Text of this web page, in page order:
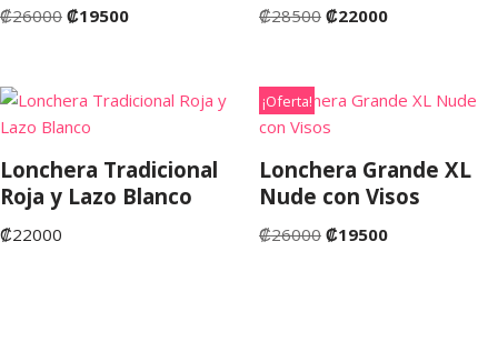
₡26000 ₡19500 ₡28500 ₡22000
Lonchera Tradicional
Roja y Lazo Blanco
₡22000
¡Oferta!
Lonchera Grande XL
Nude con Visos
₡26000 ₡19500